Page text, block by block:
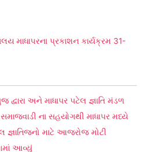
માધાપરના પ્રકાશન કાર્યક્રમ 31-
અને માધાપર પટેલ જ્ઞાતિ મંડળ
ના સહયોગથી માધાપર મધ્યે
જ્ઞાતિજનો માટે આજરોજ મોટી
આવ્યું